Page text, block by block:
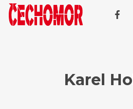
Karel